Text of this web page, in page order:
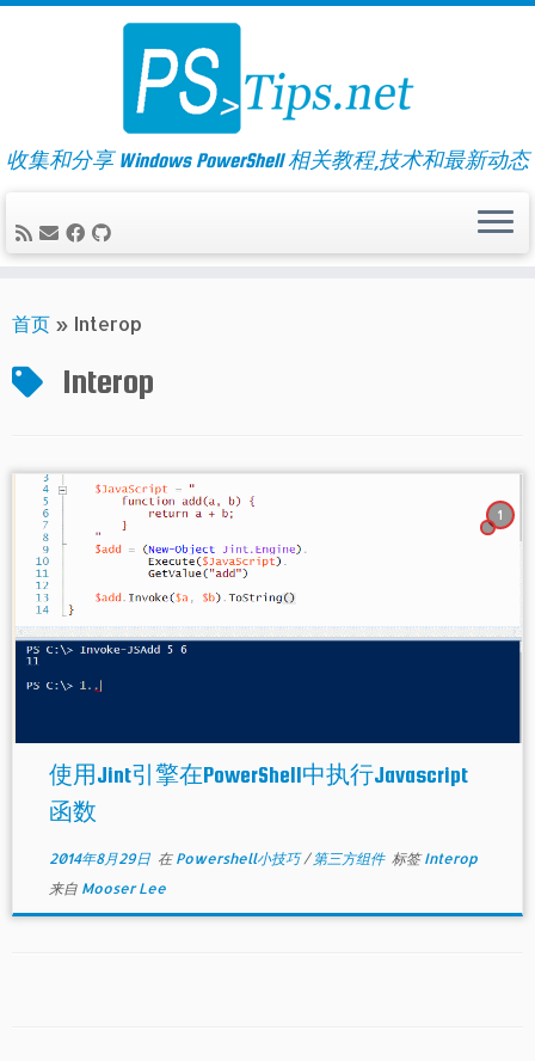
Skip
收集和分享 Windows PowerShell 相关教程,技术和最新动态
首页 » Interop
Interop
1
使用Jint引擎在PowerShell中执行Javascript
函数
2014年8月29日在 Powershell小技巧/ 第三方组件 标签Interop
来自 Mooser Lee